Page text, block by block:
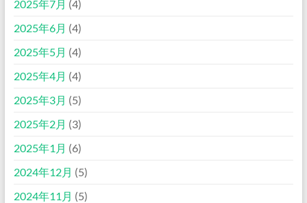
2025年7月 (4)
2025年6月 (4)
2025年5月 (4)
2025年4月 (4)
2025年3月 (5)
2025年2月 (3)
2025年1月 (6)
2024年12月 (5)
2024年11月 (5)